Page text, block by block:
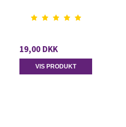
19,00 DKK
VIS PRODUKT